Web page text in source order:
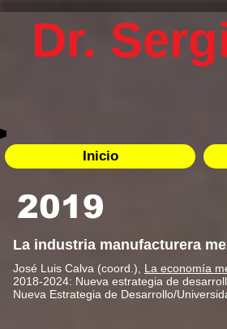
Dr.
Inicio
2019
La industria manufacturera
José Luis Calva (coord.), La economía
2018-2024: Nueva estrategia de
Nueva Estrategia de Desarrollo/